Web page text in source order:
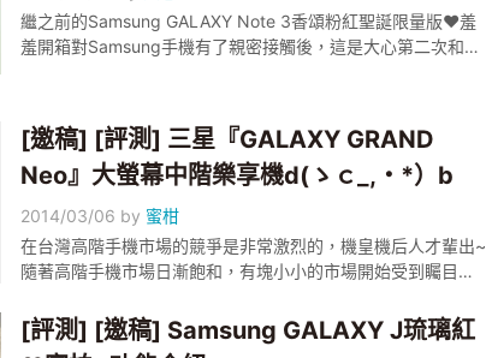
繼之前的Samsung GALAXY Note 3香頌粉紅聖誕限量版♥羞
羞開箱對Samsung手機有了親密接觸後，這是大心第二次和三
[邀稿] [評測] 三星『GALAXY GRAND
Neo』大螢幕中階樂享機d(ゝｃ_,・*）b
2014/03/06 by 蜜柑
在台灣高階手機市場的競爭是非常激烈的，機皇機后人才輩出~
隨著高階手機市場日漸飽和，有塊小小的市場開始受到矚目，
[評測] [邀稿] Samsung GALAXY J琉璃紅